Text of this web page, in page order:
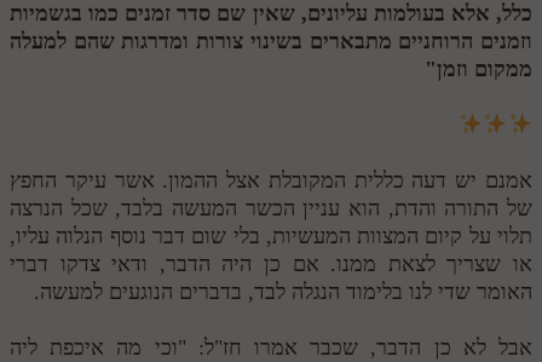
אתר הבית
לאתר ספר הרב
כלל, אלא בעולמות עליונים, שאין שם סדר זמנים כמו בגשמיות
וזמנים הרוחניים מתבארים בשינוי צורות ומדרגות שהם למעלה
ממקום וזמן"
אמנם יש דעה כללית המקובלת אצל ההמון. אשר עיקר החפץ
של התורה והדת, הוא עניין הכשר המעשה בלבד, שכל הנרצה
תלוי על קיום המצוות המעשיות, בלי שום דבר נוסף הנלוה עליו,
או שצריך לצאת ממנו. אם כן היה הדבר, ודאי צדקו דברי
האומר שדי לנו בלימוד הנגלה לבד, בדברים הנוגעים למעשה.
אבל לא כן הדבר, שכבר אמרו חז"ל: "וכי מה איכפת ליה